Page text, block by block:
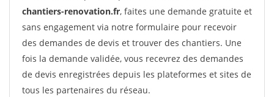
chantiers-renovation.fr, faites une demande gratuite et
sans engagement via notre formulaire pour recevoir
des demandes de devis et trouver des chantiers. Une
fois la demande validée, vous recevrez des demandes
de devis enregistrées depuis les plateformes et sites de
tous les partenaires du réseau.